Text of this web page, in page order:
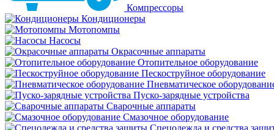
Компрессоры
Кондиционеры
Мотопомпы
Насосы
Окрасочные аппараты
Отопительное оборудование
Пескоструйное оборудование
Пневматическое
Пуско-зарядные устройства
Сварочные аппараты
Смазочное оборудование
Спецодежда и средства